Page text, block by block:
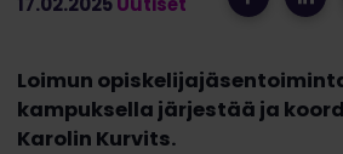
Loimun
kampuksella järjestää ja
Karolin Kurvits.